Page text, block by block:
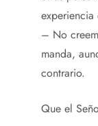
– No
manda,
contrario.
Que el